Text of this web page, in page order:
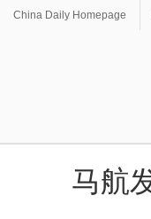
China Daily Homepage
马航